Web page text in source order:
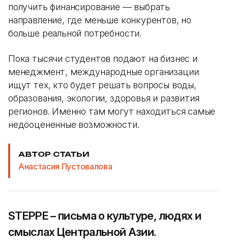
получить финансирование — выбрать
направление, где меньше конкурентов, но
больше реальной потребности.
Пока тысячи студентов подают на бизнес и
менеджмент, международные организации
ищут тех, кто будет решать вопросы воды,
образования, экологии, здоровья и развития
регионов. Именно там могут находиться самые
недооцененные возможности.
АВТОР СТАТЬИ
Анастасия Пустовалова
STEPPE – письма о культуре, людях и
смыслах Центральной Азии.